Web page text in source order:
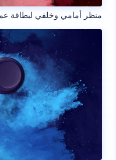
منظر أمامي وخلفي لبطاقة